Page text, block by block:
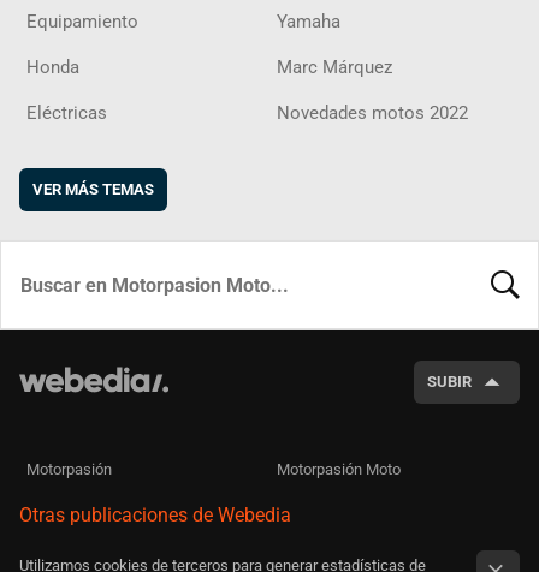
Equipamiento Yamaha
Honda Marc Márquez
Eléctricas Novedades motos 2022
VER MÁS TEMAS
SUBIR
Motorpasión Motorpasión Moto
Otras publicaciones de Webedia
Utilizamos cookies de terceros para generar estadísticas de